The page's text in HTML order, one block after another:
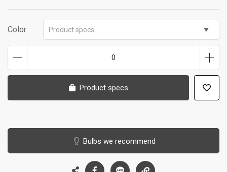
Color Product specs
0
Product specs
Bulbs we recommend